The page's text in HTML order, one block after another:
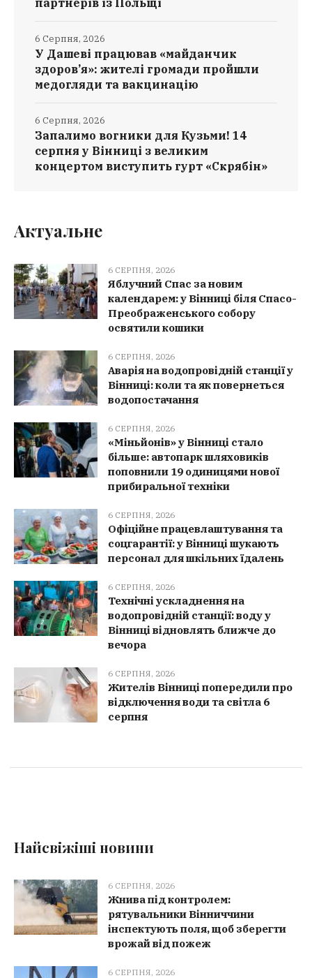
У Дашеві працював «майданчик
здоров’я»: жителі громади пройшли
медогляди та вакцинацію
6 Серпня, 2026
Запалимо вогники для Кузьми! 14
серпня у Вінниці з великим
концертом виступить гурт «Скрябін»
6 Серпня, 2026
Актуальне
6 СЕРПНЯ, 2026
Яблучний Спас за новим
календарем: у Вінниці біля Спасо-
Преображенського собору
освятили кошики
6 СЕРПНЯ, 2026
Аварія на водопровідній станції у
Вінниці: коли та як повернеться
водопостачання
6 СЕРПНЯ, 2026
«Міньйонів» у Вінниці стало
більше: автопарк шляховиків
поповнили 19 одиницями нової
прибиральної техніки
6 СЕРПНЯ, 2026
Офіційне працевлаштування та
соцгарантії: у Вінниці шукають
персонал для шкільних їдалень
6 СЕРПНЯ, 2026
Технічні ускладнення на
водопровідній станції: воду у
Вінниці відновлять ближче до
вечора
6 СЕРПНЯ, 2026
Жителів Вінниці попередили про
відключення води та світла 6
серпня
Найсвіжіші новини
6 СЕРПНЯ, 2026
Жнива під контролем:
рятувальники Вінниччини
інспектують поля, щоб зберегти
врожай від пожеж
6 СЕРПНЯ, 2026